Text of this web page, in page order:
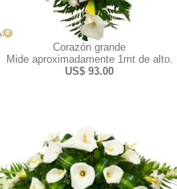
Corazón grande
Mide aproximadamente 1mt de alto.
US$ 93.00